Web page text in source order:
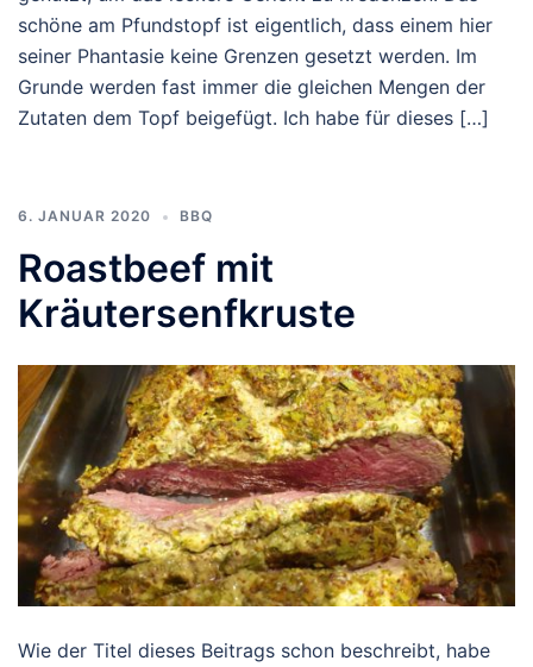
schöne am Pfundstopf ist eigentlich, dass einem hier
seiner Phantasie keine Grenzen gesetzt werden. Im
Grunde werden fast immer die gleichen Mengen der
Zutaten dem Topf beigefügt. Ich habe für dieses […]
6. JANUAR 2020 BBQ
Roastbeef mit
Kräutersenfkruste
Wie der Titel dieses Beitrags schon beschreibt, habe